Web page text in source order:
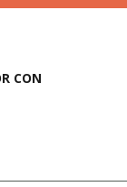
CON